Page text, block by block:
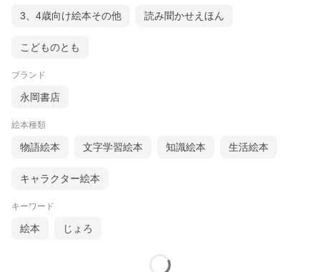
3、4歳向け絵本その他 読み聞かせえほん
こどものとも
ブランド
永岡書店
絵本種類
物語絵本 文字学習絵本 知識絵本 生活絵本
キャラクター絵本
キーワード
絵本 じょろ